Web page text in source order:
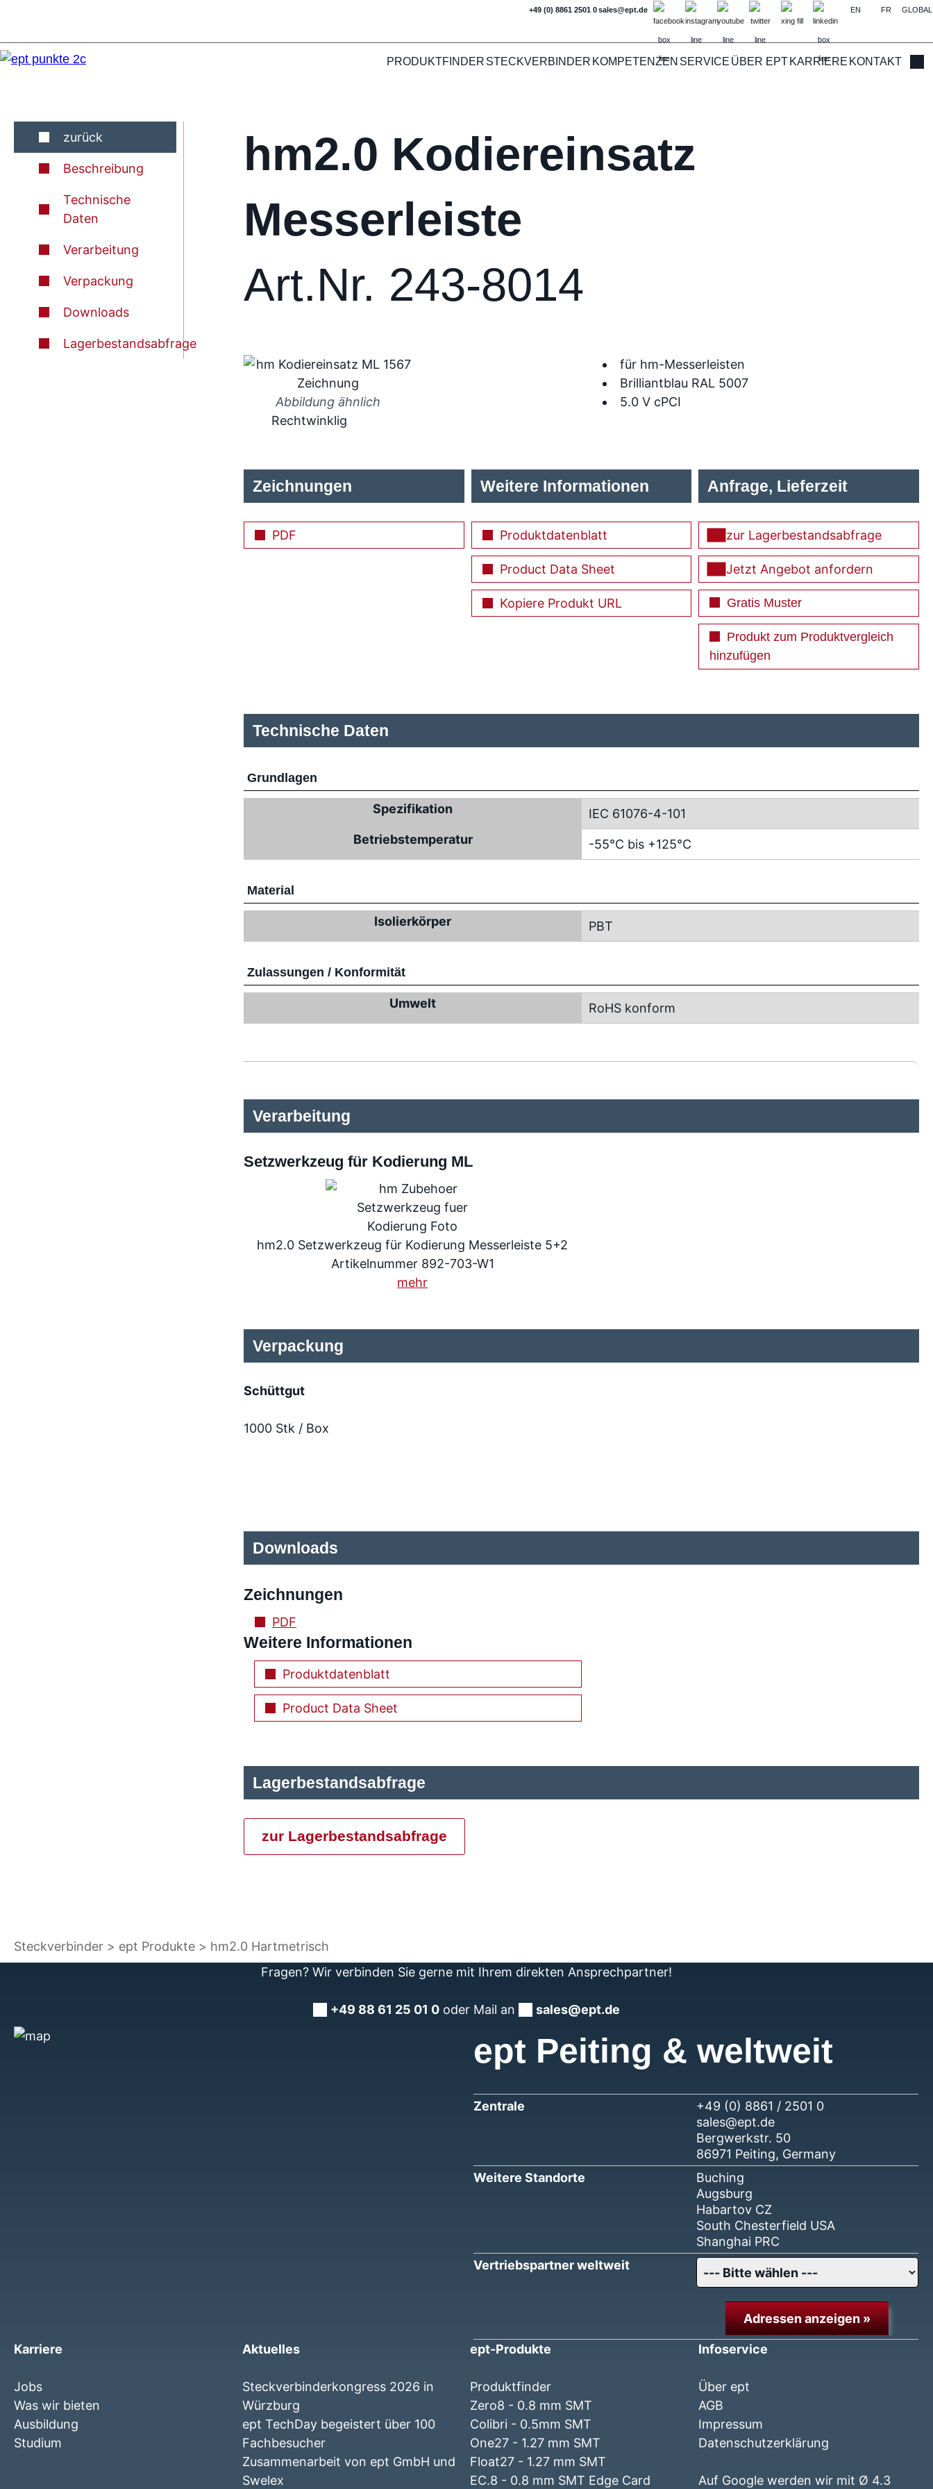
+49 (0) 8861 2501 0sales@ept.de EN FR GLOBAL
PRODUKTFINDER STECKVERBINDER KOMPETENZEN SERVICE ÜBER EPTKARRIERE KONTAKT
zurück
Beschreibung
Technische
Daten
Verarbeitung
Verpackung
Downloads
Lagerbestandsabfrage
hm2.0 Kodiereinsatz
Messerleiste
Art.Nr. 243-8014
Abbildung ähnlich
für hm-Messerleisten
Brilliantblau RAL 5007
5.0 V cPCI
Rechtwinklig
Zeichnungen
PDF
Weitere Informationen
Produktdatenblatt
Product Data Sheet
Kopiere Produkt URL
Anfrage, Lieferzeit
zur Lagerbestandsabfrage
Jetzt Angebot anfordern
Gratis Muster
Produkt zum Produktvergleich
hinzufügen
Technische Daten
Grundlagen
Spezifikation
IEC 61076-4-101
Betriebstemperatur
-55°C bis +125°C
Material
Isolierkörper PBT
Zulassungen / Konformität
Umwelt RoHS konform
Verarbeitung
Setzwerkzeug für Kodierung ML
hm2.0 Setzwerkzeug für Kodierung Messerleiste 5+2
Artikelnummer 892-703-W1
mehr
Verpackung
Schüttgut
1000 Stk / Box
Downloads
Zeichnungen
PDF
Weitere Informationen
Produktdatenblatt
Product Data Sheet
Lagerbestandsabfrage
zur Lagerbestandsabfrage
Steckverbinder ept Produkte
hm2.0 Hartmetrisch
Fragen? Wir verbinden Sie gerne mit Ihrem direkten Ansprechpartner!
+49 88 61 25 01 0oder Mail an sales@ept.de
ept Peiting & weltweit
Zentrale
+49 (0) 8861 / 2501 0
sales@ept.de
Bergwerkstr. 50
86971 Peiting, Germany
Weitere Standorte
Buching
Augsburg
Habartov CZ
South Chesterfield USA
Shanghai PRC
Vertriebspartner weltweit
Adressen anzeigen »
Karriere
Jobs
Was wir bieten
Ausbildung
Studium
Aktuelles
Steckverbinderkongress 2026 in
Würzburg
ept TechDay begeistert über 100
Fachbesucher
Zusammenarbeit von ept GmbH und
Swelex
ept-Produkte
Produktfinder
Zero8 - 0.8 mm SMT
Colibri - 0.5mm SMT
One27 - 1.27 mm SMT
Float27 - 1.27 mm SMT
EC.8 - 0.8 mm SMT Edge Card
Infoservice
Über ept
AGB
Impressum
Datenschutzerklärung
Auf Google werden wir mit Ø 4.3